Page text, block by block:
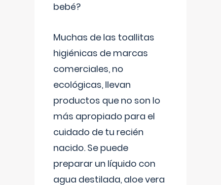
bebé?
Muchas de las toallitas
higiénicas de marcas
comerciales, no
ecológicas, llevan
productos que no son lo
más apropiado para el
cuidado de tu recién
nacido. Se puede
preparar un líquido con
agua destilada, aloe vera